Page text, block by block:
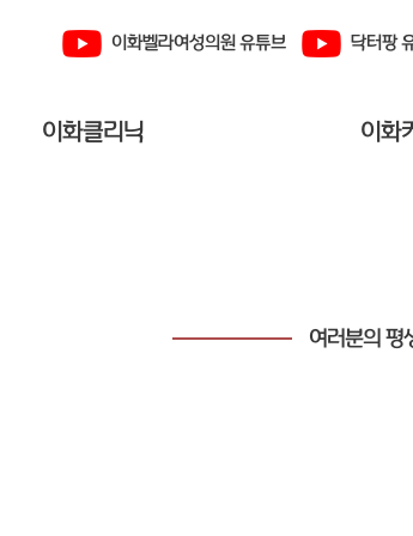
이화벨라여성의원 유튜브 닥터팡
이화클리닉 이화
여러분의 평